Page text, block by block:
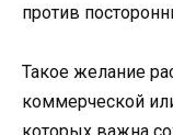
против
Такое желание
коммерческой